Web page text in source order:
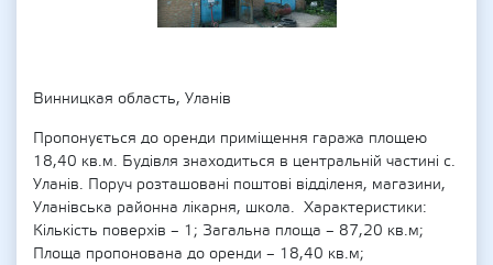
Винницкая область, Уланів
Пропонується до оренди приміщення гаража площею
18,40 кв.м. Будівля знаходиться в центральній частині с.
Уланів. Поруч розташовані поштові відділеня, магазини,
Уланівська районна лікарня, школа. Характеристики:
Кількість поверхів – 1; Загальна площа – 87,20 кв.м;
Площа пропонована до оренди – 18,40 кв.м;